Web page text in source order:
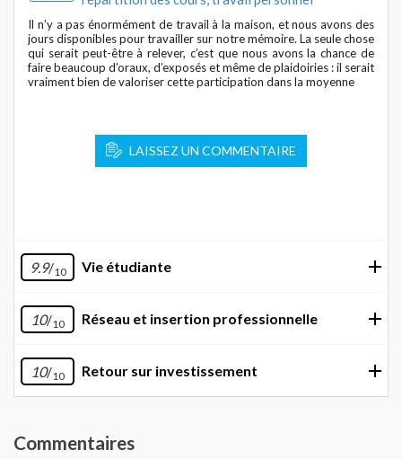
Il n’y a pas énormément de travail à la maison, et nous avons des
jours disponibles pour travailler sur notre mémoire. La seule chose
qui serait peut-être à relever, c’est que nous avons la chance de
faire beaucoup d’oraux, d’exposés et même de plaidoiries : il serait
vraiment bien de valoriser cette participation dans la moyenne
LAISSEZ UN COMMENTAIRE
9.9/10 Vie étudiante
10/10 Réseau et insertion professionnelle
10/10 Retour sur investissement
Commentaires